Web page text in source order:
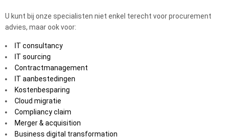
U kunt bij onze specialisten niet enkel terecht voor procurement
advies, maar ook voor:
IT consultancy
IT sourcing
Contractmanagement
IT aanbestedingen
Kostenbesparing
Cloud migratie
Compliancy claim
Merger & acquisition
Business digital transformation